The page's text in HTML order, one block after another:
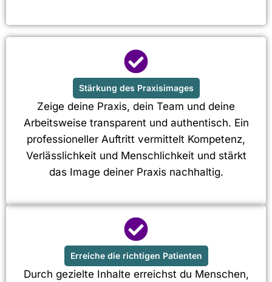
Stärkung des Praxisimages
Zeige deine Praxis, dein Team und deine
Arbeitsweise transparent und authentisch. Ein
professioneller Auftritt vermittelt Kompetenz,
Verlässlichkeit und Menschlichkeit und stärkt
das Image deiner Praxis nachhaltig.
Erreiche die richtigen Patienten
Durch gezielte Inhalte erreichst du Menschen,